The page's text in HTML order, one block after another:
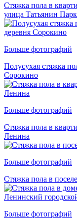
Стяжка пола в
улица Татьянин Парк
Больше фотографий
Полусухая стяжка
Сорокино
Больше фотографий
Стяжка пола в
Ленина
Больше фотографий
Стяжка пола в
Больше фотографий